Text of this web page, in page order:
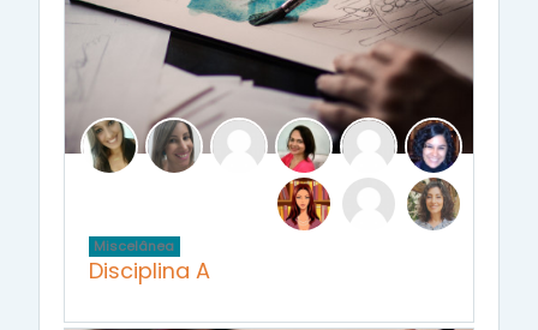
Miscelânea
Disciplina A